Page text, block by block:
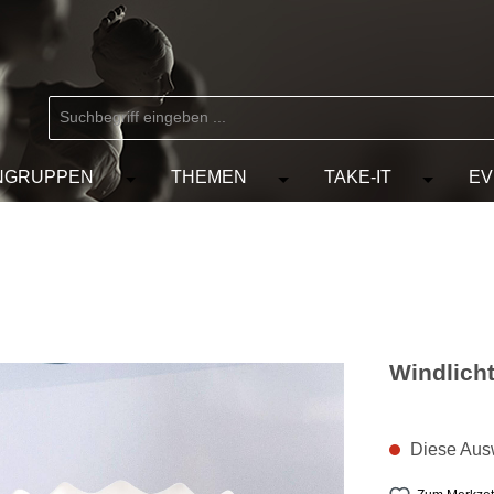
Kategorie MARKEN
das Dropdown der Kategorie KÜNSTLER
Öffne oder Schließe das Dropdown der
THEMEN Öffne oder Schließe das
TAKE-IT Öffne
Diese